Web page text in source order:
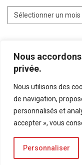
Nous
privée.
Nous utilisons des
de navigation,
personnalisés et
accepter », vous
Personnaliser
Mentions légales
Bluesky
LinkedIn
Twitter